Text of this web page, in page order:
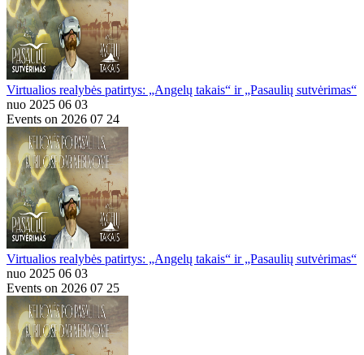
Virtualios realybės patirtys: „Angelų takais“ ir „Pasaulių sutvėrimas“
nuo 2025 06 03
Events on 2026 07 24
Virtualios realybės patirtys: „Angelų takais“ ir „Pasaulių sutvėrimas“
nuo 2025 06 03
Events on 2026 07 25